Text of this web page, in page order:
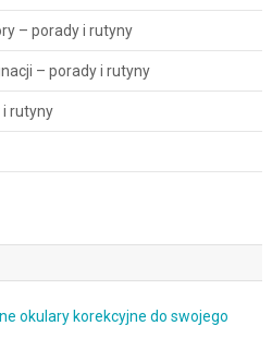
– porady i rutyny
– porady i rutyny
i rutyny
okulary korekcyjne do swojego